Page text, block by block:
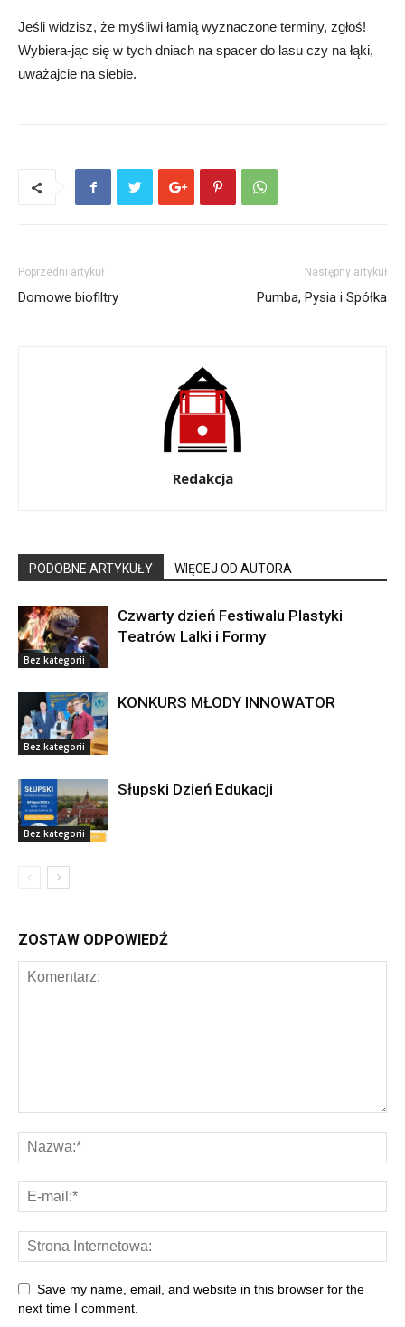
Jeśli widzisz, że myśliwi łamią wyznaczone terminy, zgłoś!
Wybiera-jąc się w tych dniach na spacer do lasu czy na łąki,
uważajcie na siebie.
Poprzedni artykuł
Domowe biofiltry
Następny artykuł
Pumba, Pysia i Spółka
Redakcja
PODOBNE ARTYKUŁY WIĘCEJ OD AUTORA
Bez kategorii
Czwarty dzień Festiwalu Plastyki
Teatrów Lalki i Formy
Bez kategorii
KONKURS MŁODY INNOWATOR
Bez kategorii
Słupski Dzień Edukacji
ZOSTAW ODPOWIEDŹ
Save my name, email, and website in this browser for the
next time I comment.